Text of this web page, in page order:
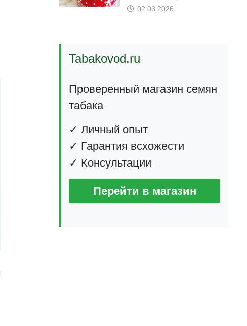
02.03.2026
Tabakovod.ru
Проверенный магазин семян
табака
✓ Личный опыт
✓ Гарантия всхожести
✓ Консультации
Перейти в магазин